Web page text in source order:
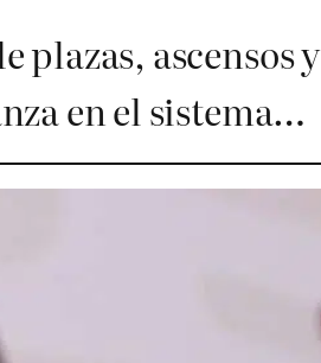
plazas, ascensos y
en el sistema…